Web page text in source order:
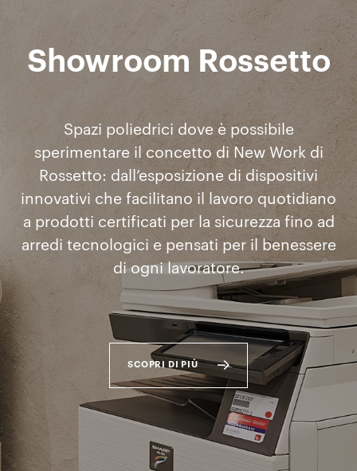
Showroom Rossetto
Spazi poliedrici dove è possibile
sperimentare il concetto di New Work di
Rossetto: dall’esposizione di dispositivi
innovativi che facilitano il lavoro quotidiano
a prodotti certificati per la sicurezza fino ad
arredi tecnologici e pensati per il benessere
di ogni lavoratore.
SCOPRI DI PIÙ